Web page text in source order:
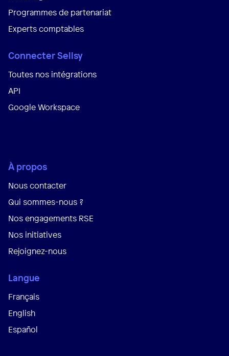
Programmes de partenariat
Experts comptables
Connecter Sellsy
Toutes nos intégrations
API
Google Workspace
À propos
Nous contacter
Qui sommes-nous ?
Nos engagements RSE
Nos initiatives
Rejoignez-nous
Langue
Français
English
Español